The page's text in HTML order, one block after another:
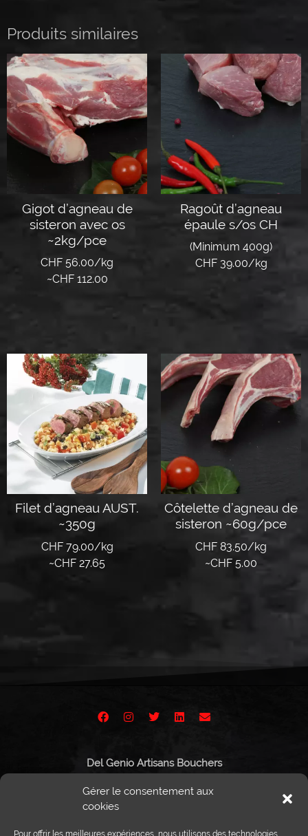
Gérer le consentement aux
cookies
Pour offrir les meilleures expériences, nous utilisons des technologies
Produits similaires
Gigot d’agneau de
sisteron avec os
~2kg/pce
CHF 56.00/kg
~CHF112.00
Ragoût d’agneau
épaule s/os CH
(Minimum 400g)
CHF 39.00/kg
Filet d’agneau AUST.
~350g
CHF 79.00/kg
~CHF 27.65
Côtelette d’agneau de
sisteron ~60g/pce
CHF 83.50/kg
~CHF 5.00
Del Genio Artisans Bouchers
1950 Sion